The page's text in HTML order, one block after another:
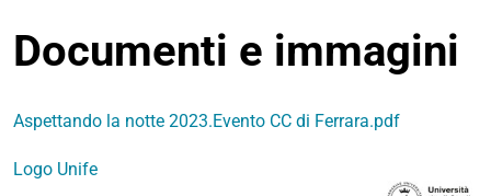
Documenti e immagini
Aspettando la notte 2023.Evento CC di Ferrara.pdf
Logo Unife